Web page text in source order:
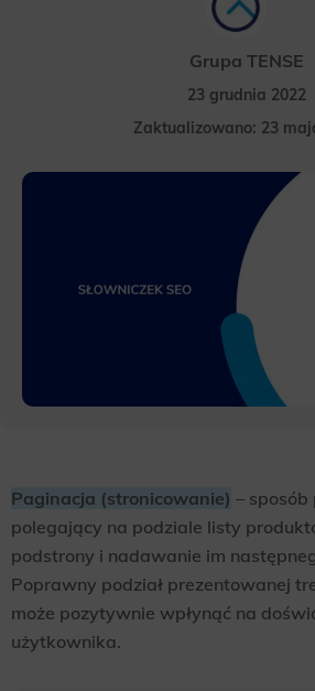
Grupa TENSE
23 grudnia 2022
Zaktualizowano: 23
Paginacja (stronicowanie) –
polegający na podziale listy
podstrony i nadawanie im
Poprawny podział prezentowanej
może pozytywnie wpłynąć na
użytkownika.